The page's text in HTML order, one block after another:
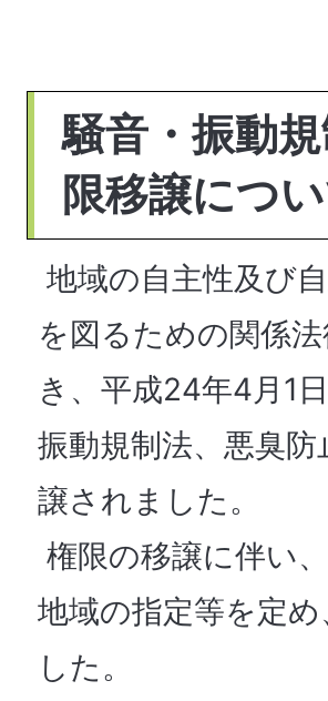
騒音・振動
限移譲につ
地域の自主性及び
を図るための関係
き、平成24年4月1
振動規制法、悪臭
譲されました。
権限の移譲に伴い
地域の指定等を定
した。